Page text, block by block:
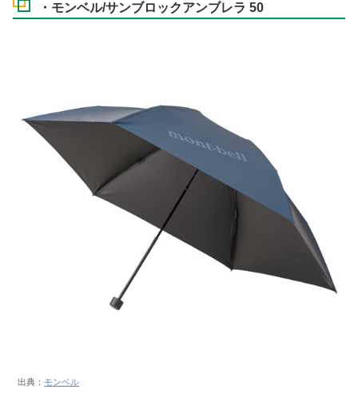
・モンベル/サンブロックアンブレラ 50
出典： モンベル